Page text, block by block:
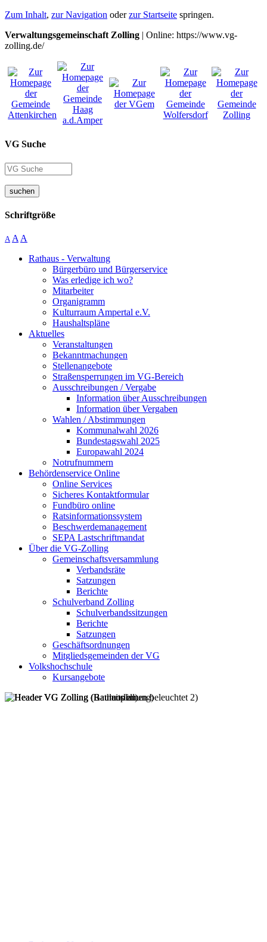
Zum Inhalt, zur Navigation oderzur Startseite springen.
Verwaltungsgemeinschaft Zolling | Online: https://www.vg-
zolling.de/
VG Suche
suchen
Schriftgröße
A A A
Rathaus - Verwaltung
Bürgerbüro und Bürgerservice
Was erledige ich wo?
Mitarbeiter
Organigramm
Kulturraum Ampertal e.V.
Haushaltspläne
Aktuelles
Veranstaltungen
Bekanntmachungen
Stellenangebote
Straßensperrungen im VG-Bereich
Ausschreibungen / Vergabe
Information über Ausschreibungen
Information über Vergaben
Wahlen / Abstimmungen
Kommunalwahl 2026
Bundestagswahl 2025
Europawahl 2024
Notrufnummern
Behördenservice Online
Online Services
Sicheres Kontaktformular
Fundbüro online
Ratsinformationssystem
Beschwerdemanagement
SEPA Lastschriftmandat
Über die VG-Zolling
Gemeinschaftsversammlung
Verbandsräte
Satzungen
Berichte
Schulverband Zolling
Schulverbandssitzungen
Berichte
Satzungen
Geschäftsordnungen
Mitgliedsgemeinden der VG
Volkshochschule
Kursangebote